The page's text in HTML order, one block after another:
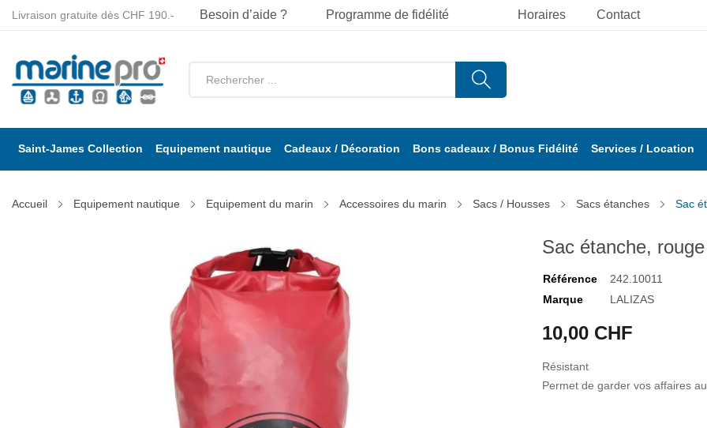
Horaires Contact
Livraison gratuite dès CHF 190.- Besoin d’aide ? Programme de fidélité
Saint-James Collection Equipement nautique Cadeaux / Décoration Bons cadeaux / Bonus Fidélité Services / Location
Accueil Equipement nautique Equipement du marin Accessoires du marin Sacs / Housses Sacs étanches Sac
Sac étanche, rouge
Référence
242.10011
Marque
LALIZAS
10,00 CHF
Résistant
Permet de garder vos affaires